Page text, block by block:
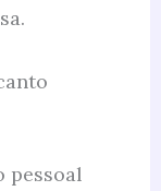
pessoal